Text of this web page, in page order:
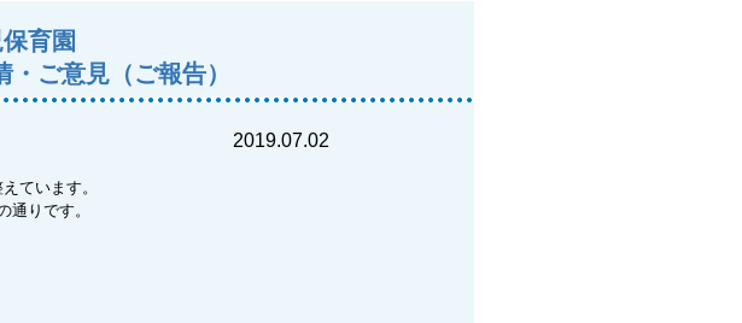
育園
ご意見（ご報告）
2019.07.02
ています。
りです。